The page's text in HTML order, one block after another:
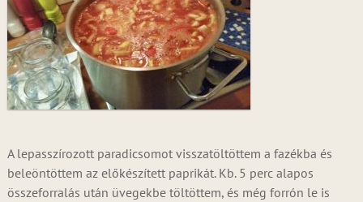
A lepasszírozott paradicsomot visszatöltöttem a fazékba és
beleöntöttem az előkészített paprikát. Kb. 5 perc alapos
összeforralás után üvegekbe töltöttem, és még forrón le is